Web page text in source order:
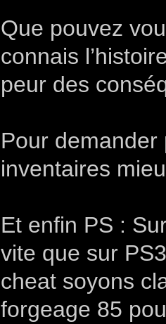
Que pouvez
connais
peur des
Pour
inventaires
Et enfin PS :
vite que sur
cheat soyons
forgeage 85